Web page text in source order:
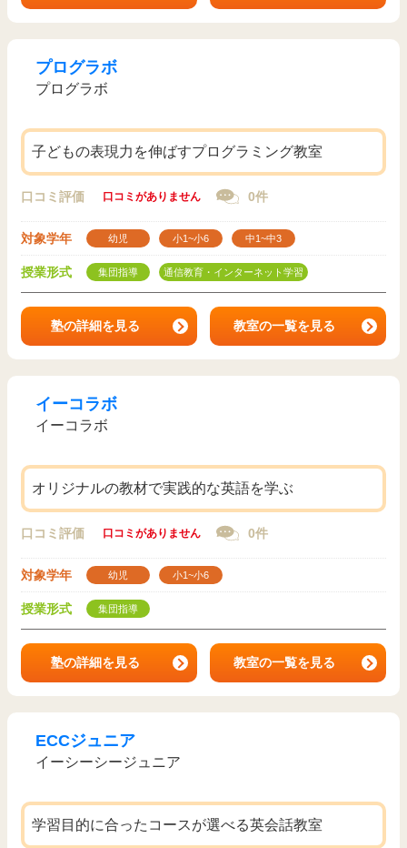
プログラボ
プログラボ
子どもの表現力を伸ばすプログラミング教室
口コミ評価 口コミがありません 0件
対象学年 幼児 小1~小6 中1~中3
授業形式 集団指導 通信教育・インターネット学習
塾の詳細を見る 教室の一覧を見る
イーコラボ
イーコラボ
オリジナルの教材で実践的な英語を学ぶ
口コミ評価 口コミがありません 0件
対象学年 幼児 小1~小6
授業形式 集団指導
塾の詳細を見る 教室の一覧を見る
ECCジュニア
イーシーシージュニア
学習目的に合ったコースが選べる英会話教室